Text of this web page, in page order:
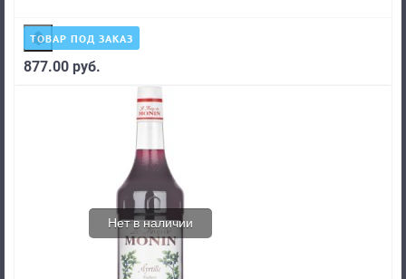
ТОВАР ПОД ЗАКАЗ
877.00 руб.
Нет в наличии